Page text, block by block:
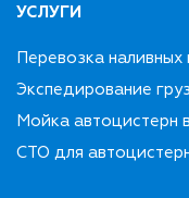
УСЛУГИ
Перевозка наливных
Экспедирование
Мойка автоцистерн
СТО для